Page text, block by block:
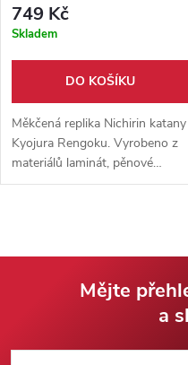
749 Kč
Skladem
DO KOŠÍKU
Měkčená replika Nichirin katany
Kyojura Rengoku. Vyrobeno z
materiálů laminát, pěnové
měkčení, latex a plast. Vhodné
Mějte
a